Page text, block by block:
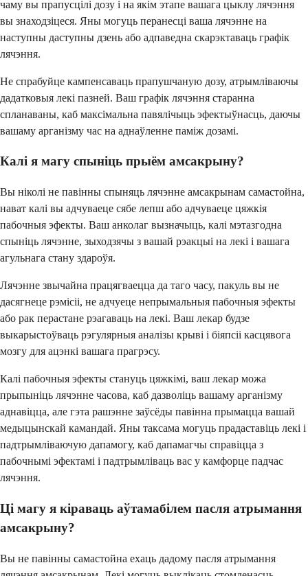
чаму вы прапусцілі дозу і на якім этапе вашага цыклу лячэння
вы знаходзіцеся. Яны могуць перанесці ваша лячэнне на
наступны даступны дзень або адпаведна скарэктаваць графік
лячэння.
Не спрабуйце кампенсаваць прапушчаную дозу, атрымліваючы
дадатковыя лекі пазней. Ваш графік лячэння старанна
спланаваны, каб максімальна павялічыць эфектыўнасць, даючы
вашаму арганізму час на аднаўленне паміж дозамі.
Калі я магу спыніць прыём амсакрыну?
Вы ніколі не павінны спыняць лячэнне амсакрынам самастойна,
нават калі вы адчуваеце сябе лепш або адчуваеце цяжкія
пабочныя эфекты. Ваш анколаг вызначыць, калі мэтазгодна
спыніць лячэнне, зыходзячы з вашай рэакцыі на лекі і вашага
агульнага стану здароўя.
Лячэнне звычайна працягваецца да таго часу, пакуль вы не
дасягнеце рэмісіі, не адчуеце непрымальныя пабочныя эфекты
або рак перастане рэагаваць на лекі. Ваш лекар будзе
выкарыстоўваць рэгулярныя аналізы крыві і біяпсіі касцявога
мозгу для ацэнкі вашага прагрэсу.
Калі пабочныя эфекты стануць цяжкімі, ваш лекар можа
прыпыніць лячэнне часова, каб дазволіць вашаму арганізму
аднавіцца, але гэта рашэнне заўсёды павінна прымацца вашай
медыцынскай камандай. Яны таксама могуць прадаставіць лекі і
падтрымліваючую дапамогу, каб дапамагчы справіцца з
пабочнымі эфектамі і падтрымліваць вас у камфорце падчас
лячэння.
Ці магу я кіраваць аўтамабілем пасля атрымання
амсакрыну?
Вы не павінны самастойна ехаць дадому пасля атрымання